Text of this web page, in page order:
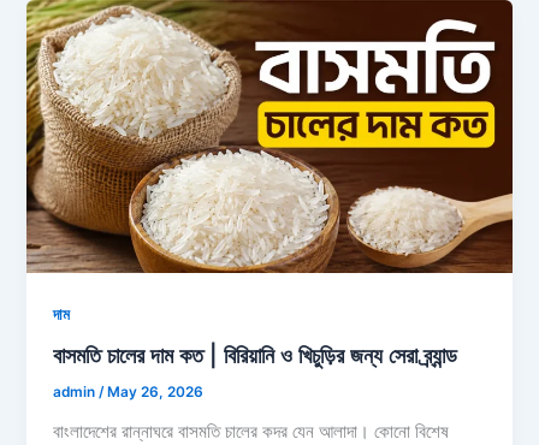
দাম
বাসমতি চালের দাম কত | বিরিয়ানি ও খিচুড়ির জন্য সেরা ব্র্যান্ড
admin/ May 26, 2026
বাংলাদেশের রান্নাঘরে বাসমতি চালের কদর যেন আলাদা। কোনো বিশেষ